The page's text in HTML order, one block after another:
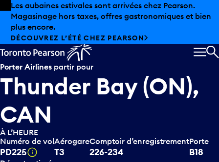
Skip to offers
Passer au contenu principal
Les aubaines estivales sont arrivées chez Pearson.
Magasinage hors taxes, offres gastronomiques et bien
plus encore.
DÉCOUVREZ L’ÉTÉ CHEZ PEARSON
Porter Airlines partir pour
Thunder Bay (ON),
CAN
À L’HEURE
Numéro de vol
PD225 Infobulle
Aérogare
T3
Comptoir d’enregistrement
226-234
Porte
B18